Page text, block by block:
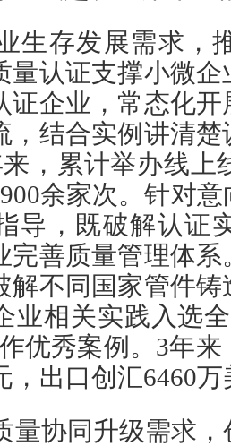
生存发展需求，
量认证支撑小微
证企业，常态化
，结合实例讲清
，累计举办线上
余家次。针对
导，既破解认证
完善质量管理体
解不同国家管件
业相关实践入选
优秀案例。3年
，出口创汇6460
量协同升级需求